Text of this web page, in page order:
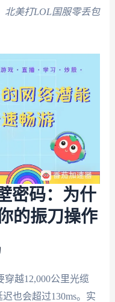
北美打LOL国服零丢包
密码：为什
的振刀操作
越12,000公里光缆
也会超过130ms。实